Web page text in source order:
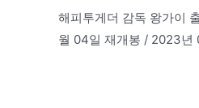
해피투게더 감독 왕가이
월 04일 재개봉 / 2023년